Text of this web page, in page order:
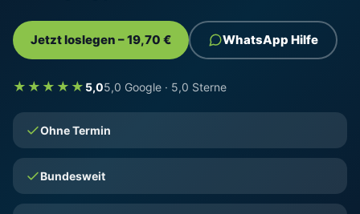
Jetzt loslegen – 19,70 € WhatsApp Hilfe
★★★★★ 5,05,0 Google · 5,0 Sterne
Ohne Termin
Bundesweit